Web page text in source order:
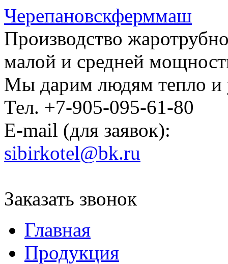
Черепановскферммаш
Производство
малой и средней
Мы дарим людям тепло и
Тел. +7-905-095-61-80
E-mail (для заявок):
sibirkotel@bk.ru
Заказать звонок
Главная
Продукция